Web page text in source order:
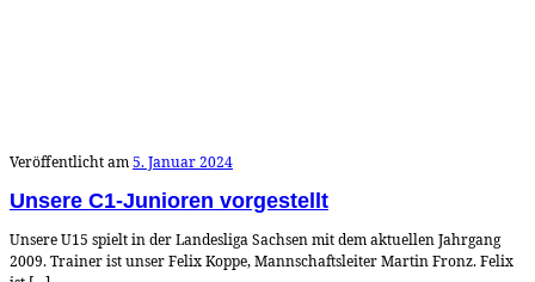
Veröffentlicht am5. Januar 2024
Unsere C1-Junioren vorgestellt
Unsere U15 spielt in der Landesliga Sachsen mit dem aktuellen Jahrgang
2009. Trainer ist unser Felix Koppe, Mannschaftsleiter Martin Fronz. Felix